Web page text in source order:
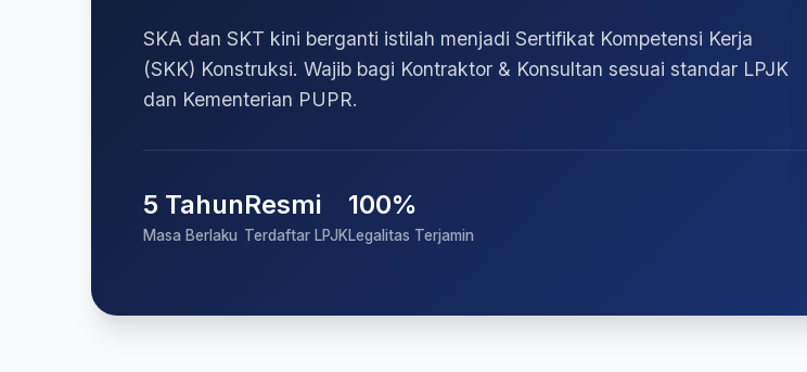
SKA dan SKT kini berganti istilah menjadi Sertifikat Kompetensi Kerja
(SKK) Konstruksi. Wajib bagi Kontraktor & Konsultan sesuai standar LPJK
dan Kementerian PUPR.
5 Tahun
Masa Berlaku
Resmi
Terdaftar LPJK
100%
Legalitas Terjamin